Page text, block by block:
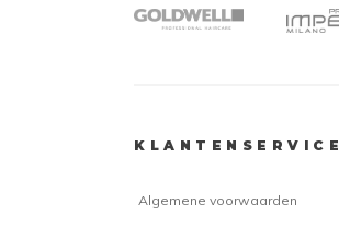
KLANTENSERVICE
Algemene voorwaarden